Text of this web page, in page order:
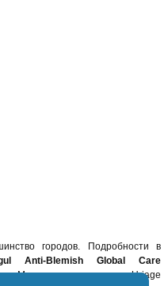
городов. Подробности в
Anti-Blemish Global Care
Мы закупаем продукцию Uriage